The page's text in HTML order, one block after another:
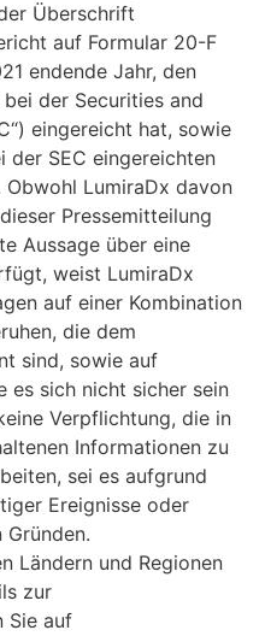
Überschrift
auf Formular 20-F
endende Jahr, den
der Securities and
eingereicht hat, sowie
der SEC eingereichten
LumiraDx davon
Pressemitteilung
Aussage über eine
weist LumiraDx
auf einer Kombination
die dem
sind, sowie auf
es sich nicht sicher sein
Verpflichtung, die in
Informationen zu
sei es aufgrund
Ereignisse oder
Ländern und Regionen
zur
Sie auf